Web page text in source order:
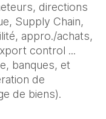
directions
Supply Chain,
appro./achats,
control ...
banques, et
de
de biens).